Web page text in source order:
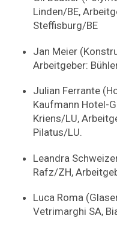
Linden/BE,
Steffisburg/BE
Jan Meier
Arbeitgeber:
Julian Ferrante
Kaufmann Hotel-
Kriens/LU,
Pilatus/LU.
Leandra
Rafz/ZH,
Luca Roma
Vetrimarghi SA,